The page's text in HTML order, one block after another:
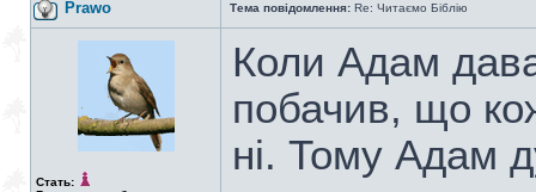
Prawo Тема повідомлення: Re: Читаємо Біблію
Стать:
Коли Адам
побачив, що
ні. Тому Адам